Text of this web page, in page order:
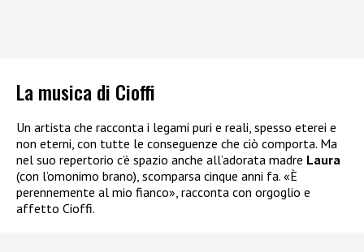
La musica di Cioffi
Un artista che racconta i legami puri e reali, spesso eterei e
non eterni, con tutte le conseguenze che ciò comporta. Ma
nel suo repertorio c’è spazio anche all’adorata madre Laura
(con l’omonimo brano), scomparsa cinque anni fa. «È
perennemente al mio fianco», racconta con orgoglio e
affetto Cioffi.